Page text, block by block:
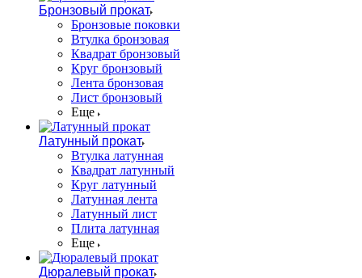
Бронзовый прокат
Бронзовые поковки
Втулка бронзовая
Квадрат бронзовый
Круг бронзовый
Лента бронзовая
Лист бронзовый
Еще
Латунный прокат
Втулка латунная
Квадрат латунный
Круг латунный
Латунная лента
Латунный лист
Плита латунная
Еще
Дюралевый прокат